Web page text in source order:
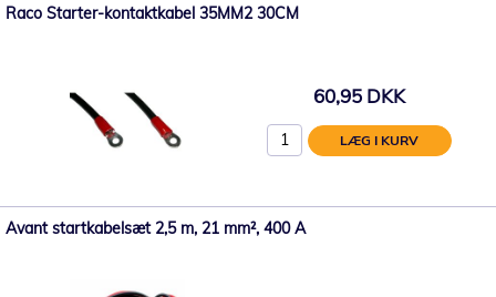
Raco Starter-kontaktkabel 35MM2 30CM
60,95 DKK
LÆG I KURV
Avant startkabelsæt 2,5 m, 21 mm², 400 A